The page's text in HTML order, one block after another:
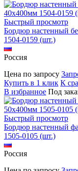
Быстрый просмотр
Бордюр настенный
1504-0159 (шт.)
Россия
Цена по запросу
Купить в 1 клик К
В избранное Под
Быстрый просмотр
Бордюр настенный
1505-0105 (шт.)
Россия